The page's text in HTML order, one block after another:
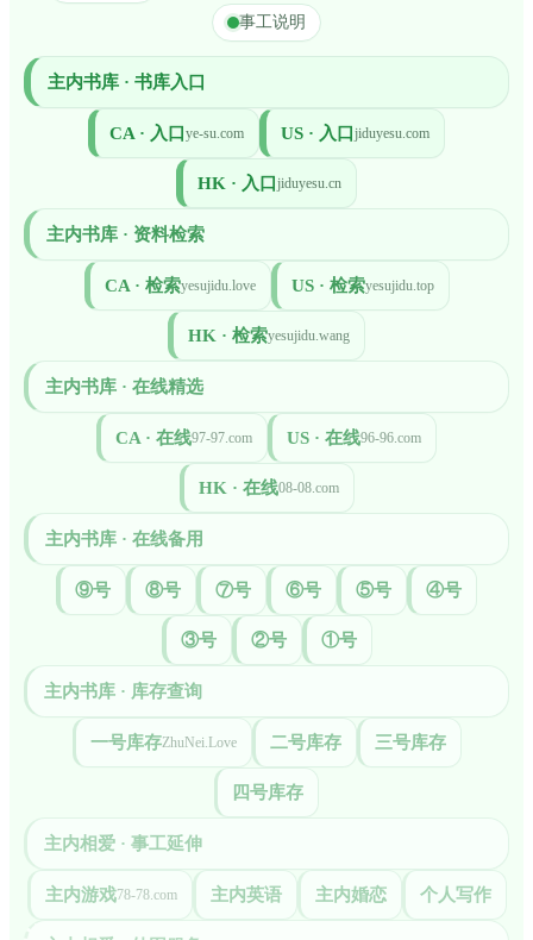
事工说明
主内书库 · 书库入口
CA · 入口 ye-su.com US · 入口 jiduyesu.com
HK · 入口 jiduyesu.cn
主内书库 · 资料检索
CA · 检索yesujidu.love US · 检索yesujidu.top
HK · 检索yesujidu.wang
主内书库 · 在线精选
CA · 在线97-97.com US · 在线96-96.com
HK · 在线08-08.com
主内书库 · 在线备用
⑨号 ⑧号 ⑦号 ⑥号 ⑤号 ④号
③号 ②号 ①号
主内书库 · 库存查询
一号库存ZhuNei.Love 二号库存 三号库存
四号库存
主内相爱 · 事工延伸
主内游戏78-78.com 主内英语 主内婚恋 个人写作